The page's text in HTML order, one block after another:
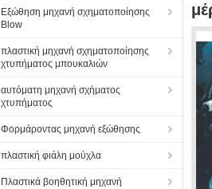
Εξώθηση μηχανή σχηματοποίησης
Blow
πλαστική μηχανή σχηματοποίησης
χτυπήματος μπουκαλιών
αυτόματη μηχανή σχήματος
χτυπήματος
Φορμάροντας μηχανή εξώθησης
πλαστική φιάλη μούχλα
Πλαστικά βοηθητική μηχανή